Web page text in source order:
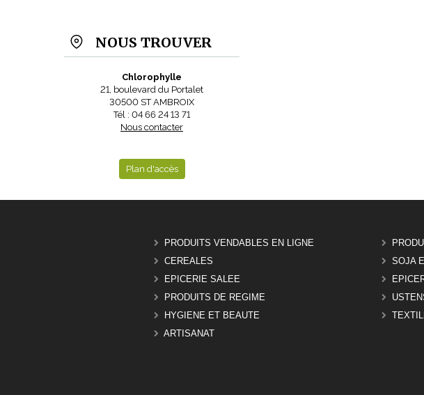
NOUS TROUVER
Chlorophylle
21, boulevard du Portalet
30500 ST AMBROIX
Tél : 04 66 24 13 71
Nous contacter
Plan d'accès
PRODUITS VENDABLES EN LIGNE
CEREALES
SOJA
EPICERIE SALEE
PRODUITS DE REGIME
HYGIENE ET BEAUTE
ARTISANAT